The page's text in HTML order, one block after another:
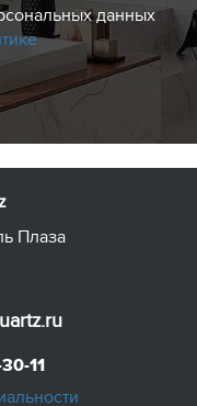
данных
Плаза
11